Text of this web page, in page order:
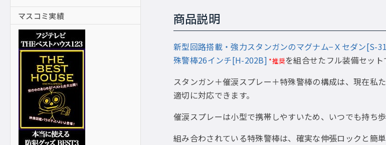
商品説明
新型回路搭載・強力スタンガンのマグナム−Ｘセダン[S-
殊警棒26インチ[H-202B] *推奨を組合せたフル装備セット
スタンガン＋催涙スプレー＋特殊警棒の構成は、現在私
適切に対応できます。
催涙スプレーは小型で携帯しやすいため、いつでも持ち歩
組み合わされている特殊警棒は、確実な伸張ロックと簡
マスコミ実績